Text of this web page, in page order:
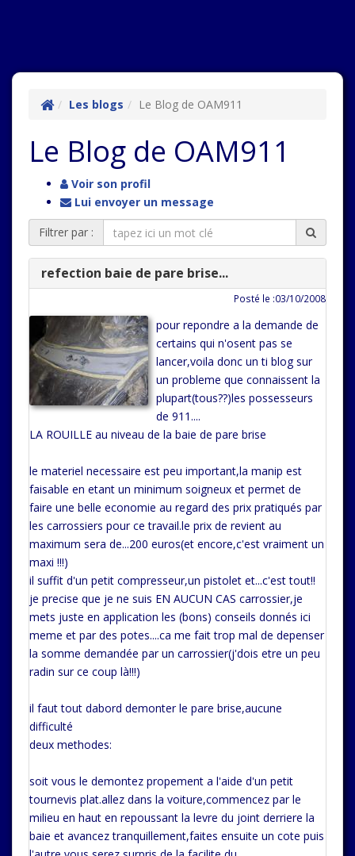
Les blogs Le Blog de OAM911
Le Blog de OAM911
Voir son profil
Lui envoyer un message
Filtrer par :
refection baie de pare brise...
Posté le :03/10/2008
pour repondre a la demande de
certains qui n'osent pas se
lancer,voila donc un ti blog sur
un probleme que connaissent la
plupart(tous??)les possesseurs
de 911....
LA ROUILLE au niveau de la baie de pare brise
le materiel necessaire est peu important,la manip est
faisable en etant un minimum soigneux et permet de
faire une belle economie au regard des prix pratiqués par
les carrossiers pour ce travail.le prix de revient au
maximum sera de...200 euros(et encore,c'est vraiment un
maxi !!!)
il suffit d'un petit compresseur,un pistolet et...c'est tout!!
je precise que je ne suis EN AUCUN CAS carrossier,je
mets juste en application les (bons) conseils donnés ici
meme et par des potes....ca me fait trop mal de depenser
la somme demandée par un carrossier(j'dois etre un peu
radin sur ce coup là!!!)
il faut tout dabord demonter le pare brise,aucune
difficulté
deux methodes:
soit vous le demontez propement a l'aide d'un petit
tournevis plat.allez dans la voiture,commencez par le
milieu en haut en repoussant la levre du joint derriere la
baie et avancez tranquillement,faites ensuite un cote puis